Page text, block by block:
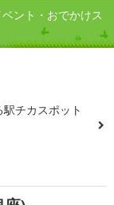
ント・おでかけス
チカスポット